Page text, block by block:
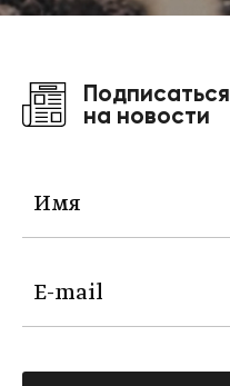
Подписаться
на новости